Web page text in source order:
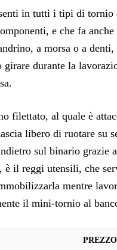
in tutti i tipi di tornio
e che fa
a morsa o a
durante la
filettato, al quale è
libero di ruotare su
sul binario grazie
il reggi utensili, che
mentre
il mini-tornio al
PREZZO